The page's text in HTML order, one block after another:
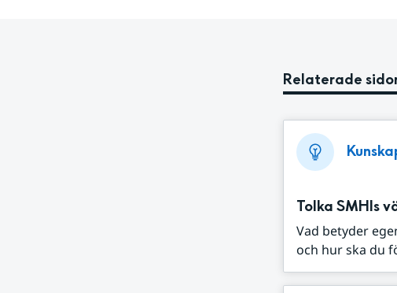
Relaterade
Tolka SMHIs
Vad betyder
och hur ska du